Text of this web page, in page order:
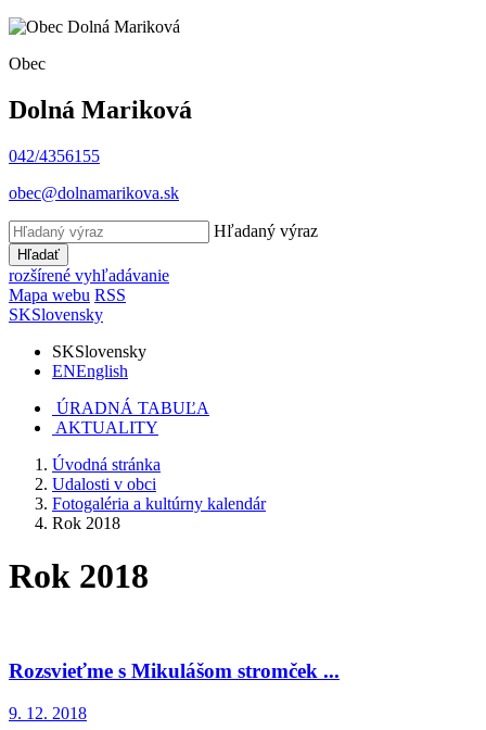
Obec
Dolná Mariková
042/4356155
obec@dolnamarikova.sk
Hľadaný výraz
Hľadať
rozšírené vyhľadávanie
Mapa webu RSS
SKSlovensky
SKSlovensky
ENEnglish
ÚRADNÁ TABUĽA
AKTUALITY
Úvodná stránka
Udalosti v obci
Fotogaléria a kultúrny kalendár
Rok 2018
Rok 2018
Rozsvieťme s Mikulášom stromček ...
9. 12. 2018